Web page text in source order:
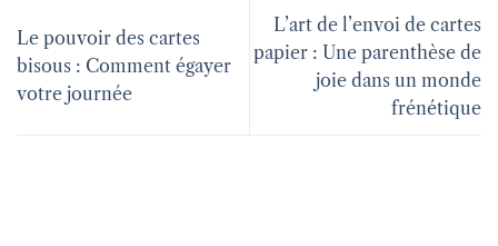
Le pouvoir des cartes
bisous : Comment égayer
votre journée
L’art de l’envoi de cartes
papier : Une parenthèse de
joie dans un monde
frénétique